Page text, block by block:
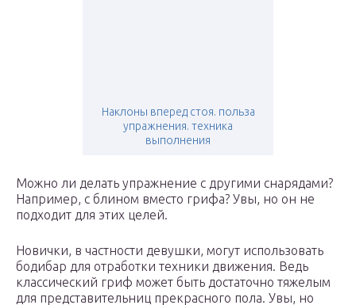
Наклоны вперед стоя. польза
упражнения. техника
выполнения
Можно ли делать упражнение с другими снарядами?
Например, с блином вместо грифа? Увы, но он не
подходит для этих целей.
Новички, в частности девушки, могут использовать
бодибар для отработки техники движения. Ведь
классический гриф может быть достаточно тяжелым
для представительниц прекрасного пола. Увы, но